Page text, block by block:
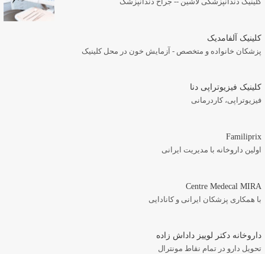
کلینیک آلفامدیک
پزشکان خانواده و متخصص - آزمایش خون در محل کلینیک
کلینیک فیزیوتراپی دنا
فیزیوتراپی، کاردرمانی
Familiprix
اولین داروخانه با مدیریت ایرانی
Centre Medecal MIRA
با همکاری پزشکان ایرانی و کانادایی
داروخانه دکتر لوییز داداش زاده
تحویل دارو در تمام نقاط مونترال